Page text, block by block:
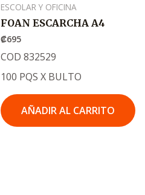
ESCOLAR Y OFICINA
FOAN ESCARCHA A4
₡695
COD 832529
100 PQS X BULTO
AÑADIR AL CARRITO